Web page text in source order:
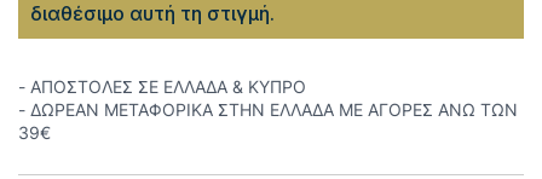
διαθέσιμο αυτή τη στιγμή.
- ΑΠΟΣΤΟΛΕΣ ΣΕ ΕΛΛΑΔΑ & ΚΥΠΡΟ
- ΔΩΡΕΑΝ ΜΕΤΑΦΟΡΙΚΑ ΣΤΗΝ ΕΛΛΑΔΑ ΜΕ ΑΓΟΡΕΣ ΑΝΩ ΤΩΝ
39€